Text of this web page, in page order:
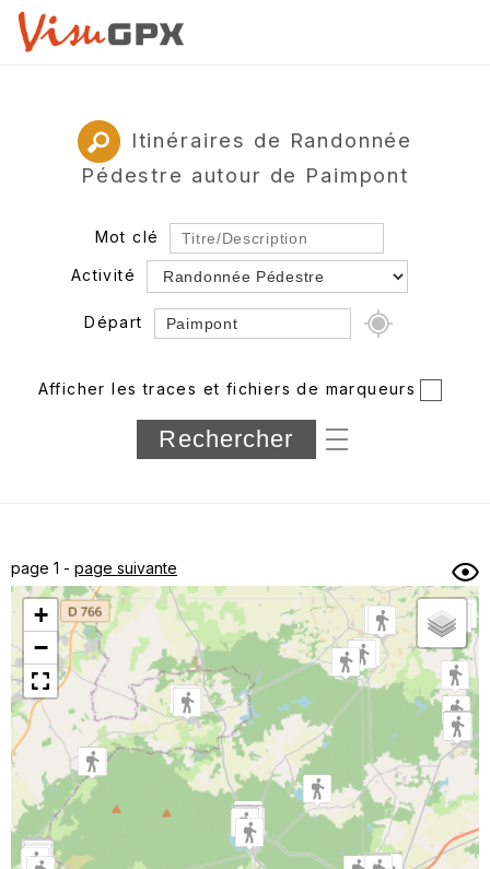
Itinéraires de Randonnée
Pédestre autour de Paimpont
Mot clé
Activité
Départ
Département
Longueur min/max
sous-dossiers
Trier par
Horodatage Photos
Afficher les traces et fichiers de marqueurs
page 1 - page suivante
+
−